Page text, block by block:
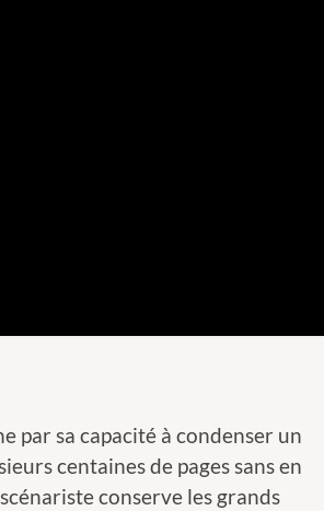
par sa capacité à condenser un
centaines de pages sans en
conserve les grands